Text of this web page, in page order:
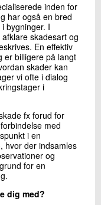
med
inden for
har også en bred
bygninger. I
skadesart og
En effektiv
billigere på langt
skader kan
vi ofte i dialog
i
fx forud for
med
i en
hvor der indsamles
og
for en
dig med?